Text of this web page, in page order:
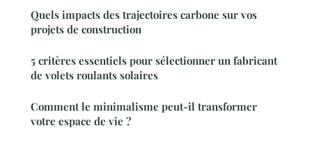
Quels impacts des trajectoires carbone sur vos
projets de construction
5 critères essentiels pour sélectionner un fabricant
de volets roulants solaires
Comment le minimalisme peut-il transformer
votre espace de vie ?